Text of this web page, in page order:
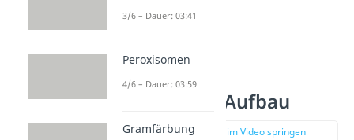
Chlorophyll Aufbau
zur Stelle im Video springen
3/6 – Dauer: 03:41
Peroxisomen
4/6 – Dauer: 03:59
Gramfärbung